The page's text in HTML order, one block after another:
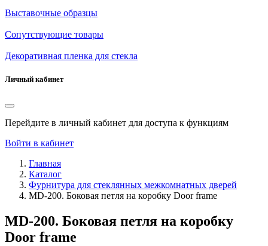
Выставочные образцы
Сопутствующие товары
Декоративная пленка для стекла
Личный кабинет
Перейдите в личный кабинет для доступа к функциям
Войти в кабинет
Главная
Каталог
Фурнитура для стеклянных межкомнатных дверей
MD-200. Боковая петля на коробку Door frame
MD-200. Боковая петля на коробку
Door frame